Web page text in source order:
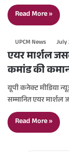
Read More »
UPCM News July
एयर मार्शल
कमांड की
यूपी कनेक्ट मीडिया
सम्मानित एयर मार्शल
Read More »